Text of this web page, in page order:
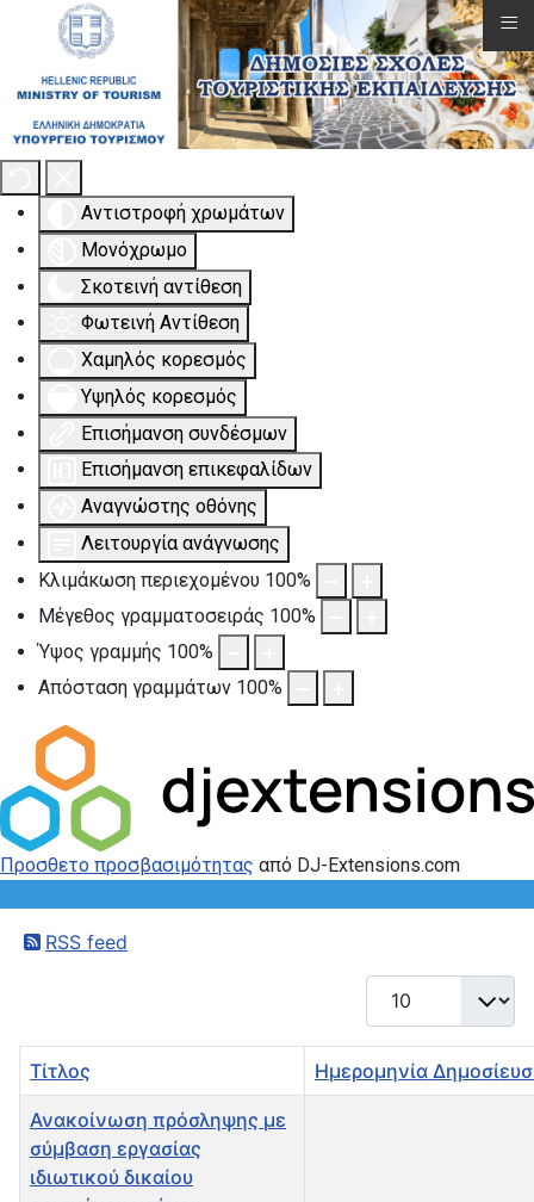
Εργαλειοθήκη Προσβασιμότητας
Αντιστροφή χρωμάτων
Μονόχρωμο
Σκοτεινή αντίθεση
Φωτεινή Αντίθεση
Χαμηλός κορεσμός
Υψηλός κορεσμός
Επισήμανση συνδέσμων
Επισήμανση επικεφαλίδων
Αναγνώστης οθόνης
Λειτουργία ανάγνωσης
Κλιμάκωση περιεχομένου 100%
Μέγεθος γραμματοσειράς 100%
Ύψος γραμμής 100%
Απόσταση γραμμάτων 100%
Προσθετο προσβασιμότητας από DJ-Extensions.com
RSS feed
Εμφάνιση #
Τίτλος Ημερομηνία
Ανακοίνωση πρόσληψης με
σύμβαση εργασίας
ιδιωτικού δικαίου
≡